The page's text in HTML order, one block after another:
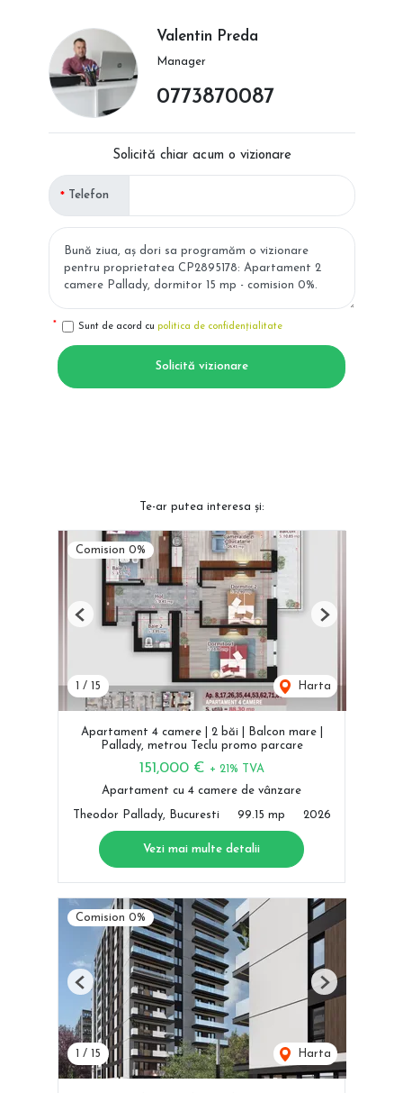
Valentin Preda
Manager
0773870087
Solicită chiar acum o vizionare
Telefon
Sunt de acord cu politica de confidențialitate
Solicită vizionare
Te-ar putea interesa și:
Comision 0%
/ 15 Harta
Previous Next
Apartament 4 camere | 2 băi | Balcon mare |
Pallady, metrou Teclu promo parcare
151,000 € + 21% TVA
Apartament cu 4 camere de vânzare
Theodor Pallady, Bucuresti 99.15 mp 2026
Vezi mai multe detalii
Comision 0%
/ 15 Harta
Previous Next